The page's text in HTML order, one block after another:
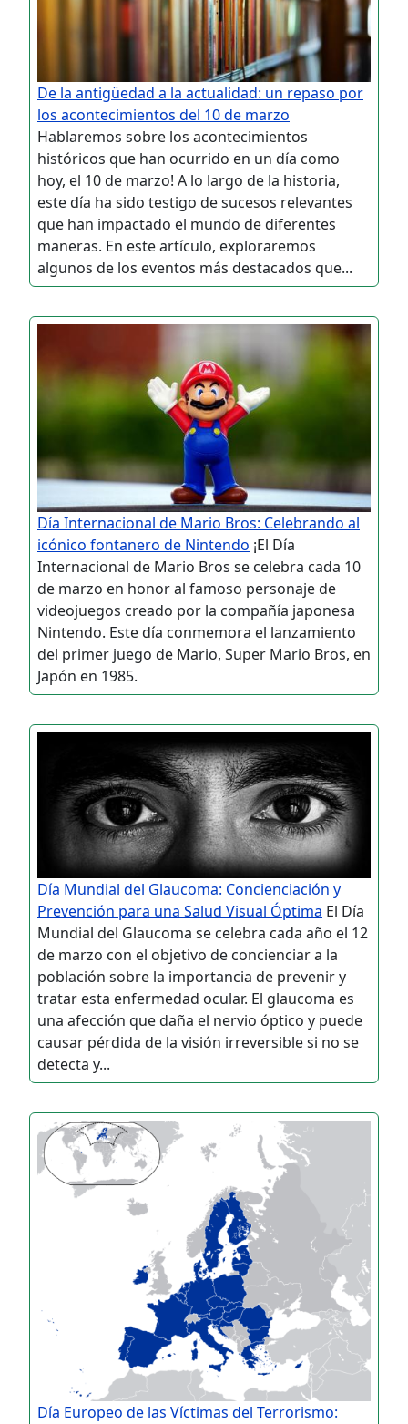
De la antigüedad a la actualidad: un repaso por
los acontecimientos del 10 de marzo
Hablaremos sobre los acontecimientos
históricos que han ocurrido en un día como
hoy, el 10 de marzo! A lo largo de la historia,
este día ha sido testigo de sucesos relevantes
que han impactado el mundo de diferentes
maneras. En este artículo, exploraremos
algunos de los eventos más destacados que...
Día Internacional de Mario Bros: Celebrando al
icónico fontanero de Nintendo ¡El Día
Internacional de Mario Bros se celebra cada 10
de marzo en honor al famoso personaje de
videojuegos creado por la compañía japonesa
Nintendo. Este día conmemora el lanzamiento
del primer juego de Mario, Super Mario Bros, en
Japón en 1985.
Día Mundial del Glaucoma: Concienciación y
Prevención para una Salud Visual Óptima El Día
Mundial del Glaucoma se celebra cada año el 12
de marzo con el objetivo de concienciar a la
población sobre la importancia de prevenir y
tratar esta enfermedad ocular. El glaucoma es
una afección que daña el nervio óptico y puede
causar pérdida de la visión irreversible si no se
detecta y...
Día Europeo de las Víctimas del Terrorismo: